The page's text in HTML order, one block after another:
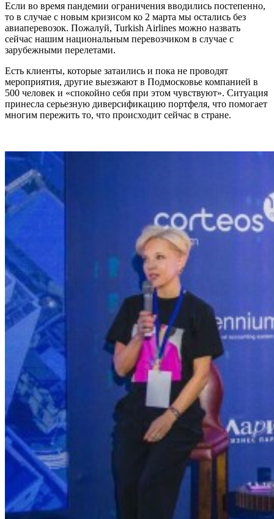
Если во время пандемии ограничения вводились постепенно,
то в случае с новым кризисом ко 2 марта мы остались без
авиаперевозок. Пожалуй, Turkish Airlines можно назвать
сейчас нашим национальным перевозчиком в случае с
зарубежными перелетами.
Есть клиенты, которые затаились и пока не проводят
мероприятия, другие выезжают в Подмосковье компанией в
500 человек и «спокойно себя при этом чувствуют». Ситуация
принесла серьезную диверсификацию портфеля, что помогает
многим пережить то, что происходит сейчас в стране.